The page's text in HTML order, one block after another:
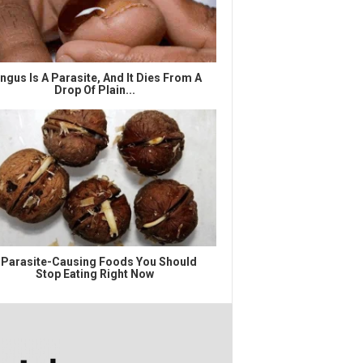
Is A Parasite, And It Dies From A
Drop Of Plain...
Causing Foods You Should
Stop Eating Right Now